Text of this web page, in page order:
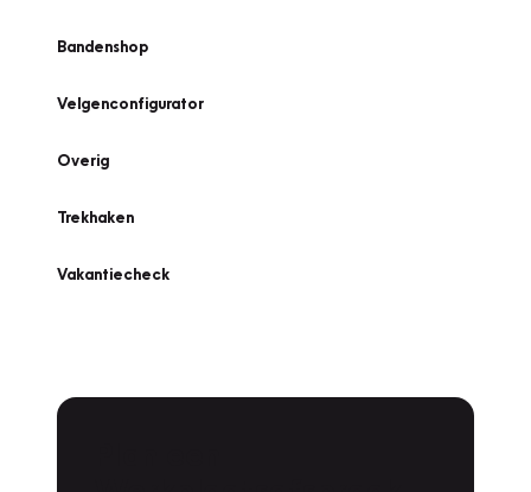
Bandenshop
Velgenconfigurator
Overig
Trekhaken
Vakantiecheck